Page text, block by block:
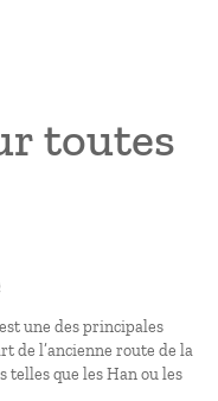
toutes
une des principales
de l’ancienne route de la
telles que les Han ou les